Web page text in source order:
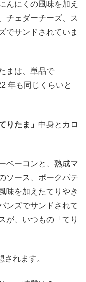
んにくの風味を加え
チェダーチーズ、ス
でサンドされていま
まは、単品で
年も同じくらいと
りたま」 中身とカロ
ベーコンと、熟成マ
ソース、ポークパテ
味を加えたてりやき
ンズでサンドされて
が、いつもの「てり
されます。